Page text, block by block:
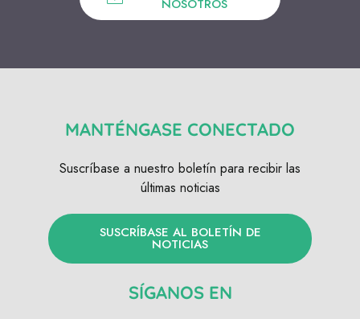
NOSOTROS
MANTÉNGASE CONECTADO
Suscríbase a nuestro boletín para recibir las
últimas noticias
SUSCRÍBASE AL BOLETÍN DE
NOTICIAS
SÍGANOS EN